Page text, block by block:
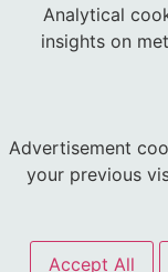
Analytical
insights on
Advertisement
your previous
Accept All